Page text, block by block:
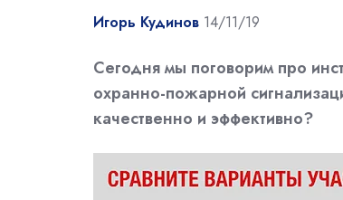
Игорь Кудинов 14/11/19
Сегодня мы поговорим про
охранно-пожарной
качественно и эффективно?